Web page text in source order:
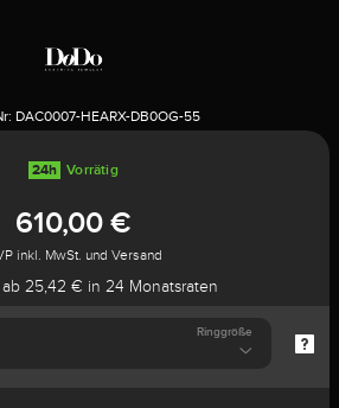
DAC0007-HEARX-DB0OG-55
24h Vorrätig
610,00 €
inkl. MwSt. und Versand
ab 25,42 € in 24 Monatsraten
Ringgröße